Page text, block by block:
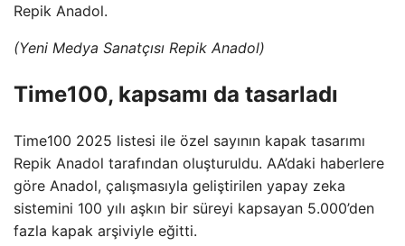
Repik Anadol.
(Yeni Medya Sanatçısı Repik Anadol)
Time100, kapsamı da tasarladı
Time100 2025 listesi ile özel sayının kapak tasarımı
Repik Anadol tarafından oluşturuldu. AA’daki haberlere
göre Anadol, çalışmasıyla geliştirilen yapay zeka
sistemini 100 yılı aşkın bir süreyi kapsayan 5.000’den
fazla kapak arşiviyle eğitti.